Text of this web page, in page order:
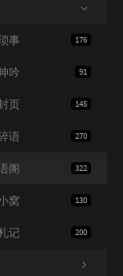
176
事
91
吟
145
页
270
语
322
阁
130
窝
200
记